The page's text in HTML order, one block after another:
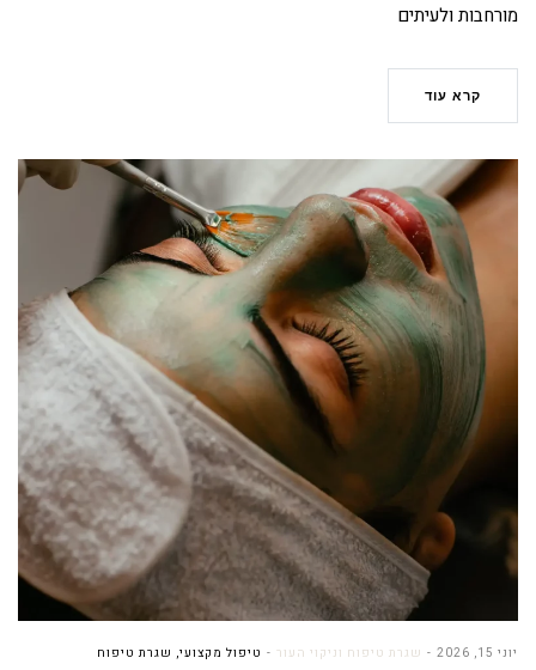
מורחבות ולעיתים
קרא עוד
יוני 15, 2026 שגרת טיפוח וניקוי העור טיפול מקצועי, שגרת טיפוח